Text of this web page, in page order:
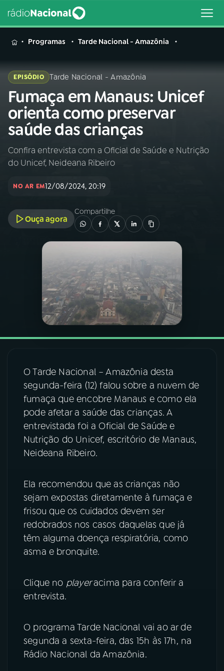
MENU
Buscar
na
Rádio
Nacional
Buscar
AO VIVO
INÍCIO
A RÁDIO
PROGRAMAÇÃO
PROGRAMAS
PODCASTS
ÚLTIMAS
08FESTIVAL DE MÚSICA
ACOMPANHE A RÁDIO NACIONAL
Instagram
Programas Tarde Nacional - Amazônia
EPISÓDIO Tarde Nacional - Amazônia
Fumaça em Manaus: Unicef
orienta como preservar
saúde das crianças
Confira entrevista com a Oficial de Saúde e Nutrição
do Unicef, Neideana Ribeiro
NO AR EM12/08/2024, 20:19
Ouça agora
Compartilhe
O Tarde Nacional – Amazônia desta
segunda-feira (12) falou sobre a nuvem de
fumaça que encobre Manaus e como ela
pode afetar a saúde das crianças. A
entrevistada foi a Oficial de Saúde e
Nutrição do Unicef, escritório de Manaus,
Neideana Ribeiro.
Ela recomendou que as crianças não
sejam expostas diretamente à fumaça e
frisou que os cuidados devem ser
redobrados nos casos daquelas que já
têm alguma doença respiratória, como
asma e bronquite.
Clique no playeracima para conferir a
entrevista.
O programa Tarde Nacional vai ao ar de
segunda a sexta-feira, das 15h às 17h, na
Rádio Nacional da Amazônia.